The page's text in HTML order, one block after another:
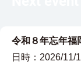
令和８年忘年福
日時：2026/11/